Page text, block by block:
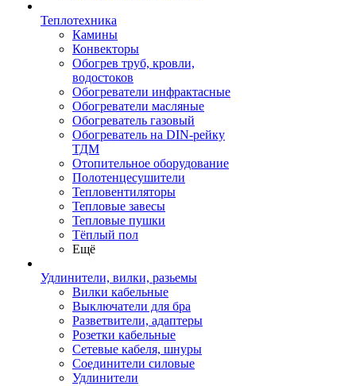
Теплотехника
Камины
Конвекторы
Обогрев труб, кровли,
водостоков
Обогреватели инфрактасные
Обогреватели масляные
Обогреватель газовый
Обогреватель на DIN-рейку
ТДМ
Отопительное оборудование
Полотенцесушители
Тепловентиляторы
Тепловые завесы
Тепловые пушки
Тёплый пол
Ещё
Удлинители, вилки, разьемы
Вилки кабельные
Выключатели для бра
Разветвители, адаптеры
Розетки кабельные
Сетевые кабеля, шнуры
Соединители силовые
Удлинители